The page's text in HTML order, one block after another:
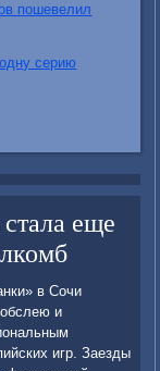
пошевелил
серию
еще
в Сочи
и
игр. Заезды